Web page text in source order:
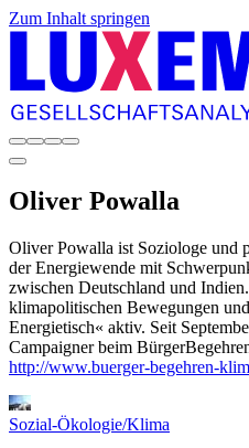
Zum Inhalt springen
Oliver Powalla
Oliver Powalla ist Soziologe und
der Energiewende mit
zwischen Deutschland und
klimapolitischen Bewegungen
Energietisch« aktiv. Seit
Campaigner beim
http://www.buerger-begehren-
Sozial-Ökologie/Klima